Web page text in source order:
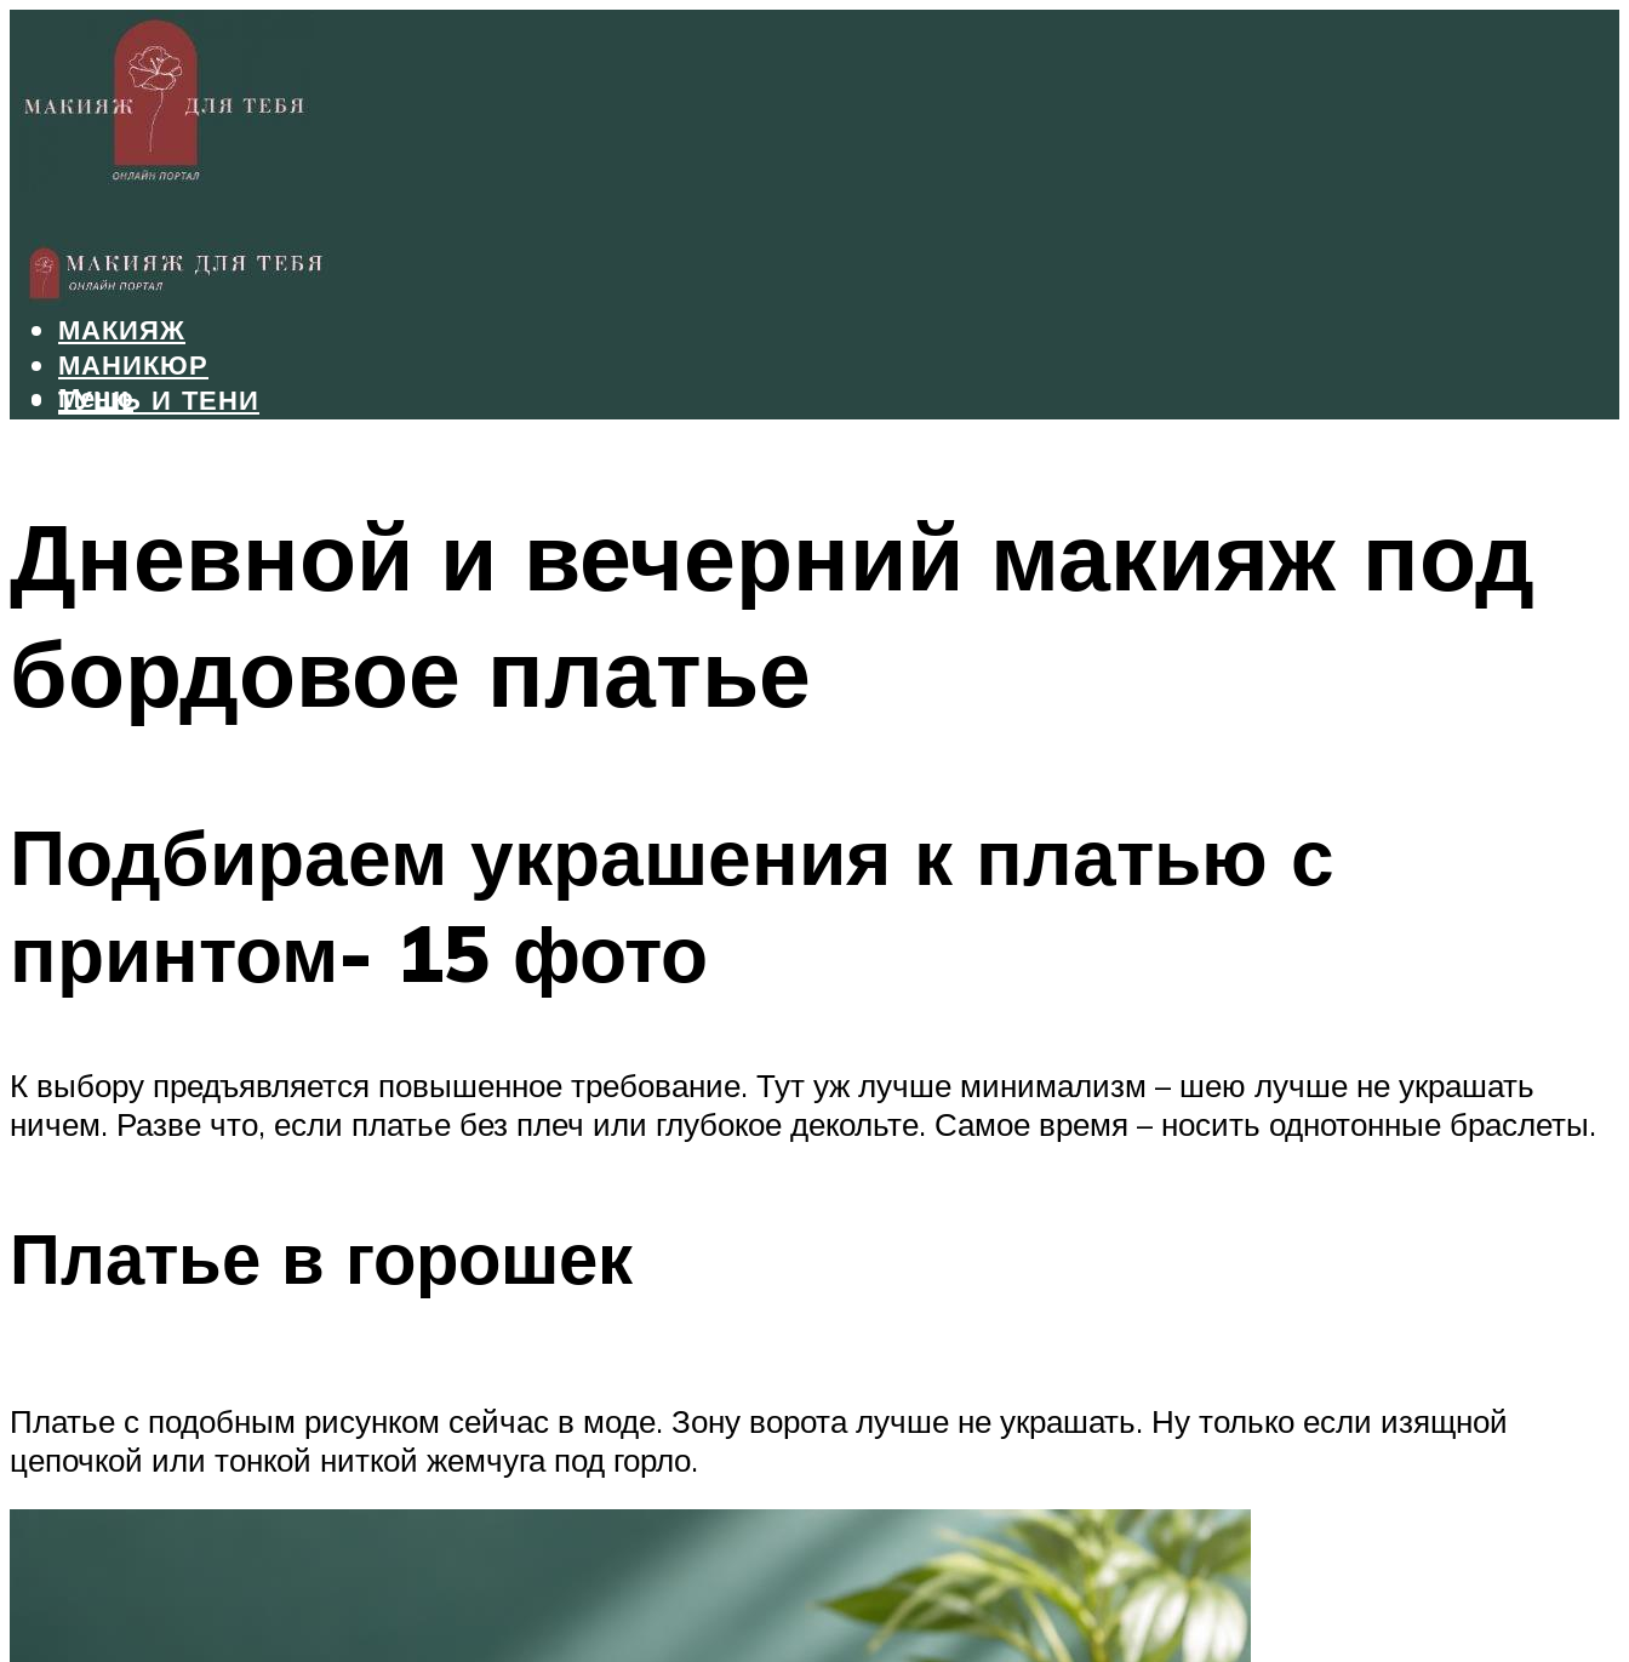
БРОВИ
ВОЛОСЫ
МАКИЯЖ
МАНИКЮР
ТУШЬ И ТЕНИ
Меню
Дневной и вечерний макияж под
бордовое платье
Подбираем украшения к платью с
принтом- 15 фото
К выбору предъявляется повышенное требование. Тут уж лучше минимализм – шею лучше не украшать
ничем. Разве что, если платье без плеч или глубокое декольте. Самое время – носить однотонные браслеты.
Платье в горошек
Платье с подобным рисунком сейчас в моде. Зону ворота лучше не украшать. Ну только если изящной
цепочкой или тонкой ниткой жемчуга под горло.